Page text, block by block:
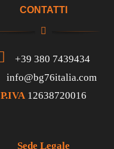
CONTATTI
+39 380 7439434
info@bg76italia.com
P.IVA 12638720016
Sede Legale